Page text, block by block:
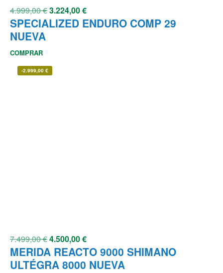
4.999,00€3.224,00€
SPECIALIZED ENDURO COMP 29
NUEVA
COMPRAR
-2.999,00 €
7.499,00€4.500,00€
MERIDA REACTO 9000 SHIMANO
ULTÉGRA 8000 NUEVA